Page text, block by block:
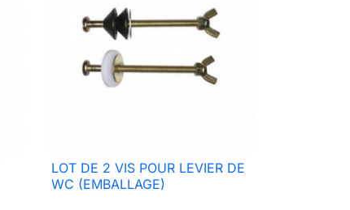
 Aperçu rapide
LOT DE 2 VIS POUR LEVIER DE
WC (EMBALLAGE)